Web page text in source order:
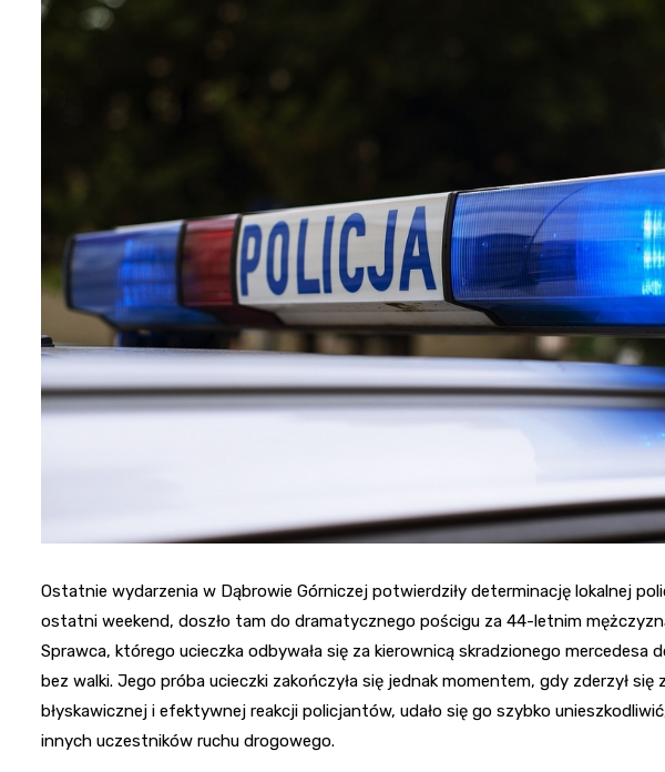
Ostatnie wydarzenia w Dąbrowie Górniczej potwierdziły determinację lokalnej
ostatni weekend, doszło tam do dramatycznego pościgu za 44-letnim
Sprawca, którego ucieczka odbywała się za kierownicą skradzionego mercedesa
bez walki. Jego próba ucieczki zakończyła się jednak momentem, gdy zderzył
błyskawicznej i efektywnej reakcji policjantów, udało się go szybko
innych uczestników ruchu drogowego.